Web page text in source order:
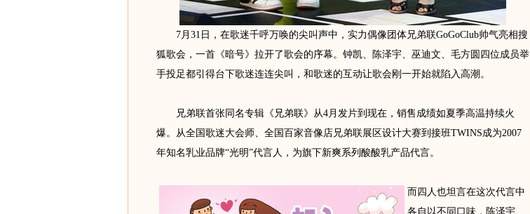
7月31日，在歌迷千呼万唤的尖叫声中，实力偶像团体兄弟联GoGoClub帅气亮相搜
狐歌会，一首《暗号》拉开了歌会的序幕。钟凯、陈泽宇、巫迪文、毛方圆四位成员举
手投足都引得台下歌迷连连尖叫，和歌迷的互动让歌会刚一开始就陷入高潮。
兄弟联首张同名专辑《兄弟联》从4月发片到现在，销售成绩如夏季高温持续火
爆。从全国歌迷大会师、全国百家音像店兄弟联展区设计大赛到接班TWINS成为2007
年知名乳业品牌“光明”代言人，为旗下新爽系列酸酸乳产品代言。
而四人也坦言在这次代言中
各自以不同口味，陈泽宇、